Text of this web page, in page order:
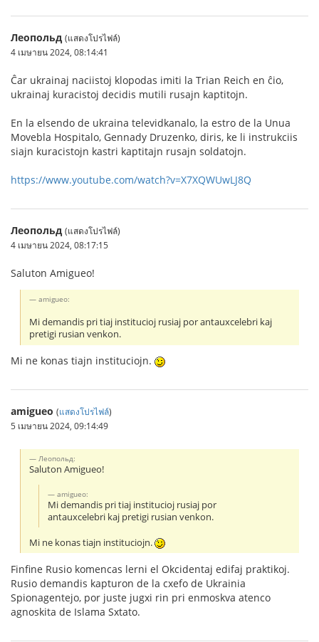
Леопольд (แสดงโปรไฟล์)
4 เมษายน 2024, 08:14:41
Ĉar ukrainaj naciistoj klopodas imiti la Trian Reich en ĉio,
ukrainaj kuracistoj decidis mutili rusajn kaptitojn.
En la elsendo de ukraina televidkanalo, la estro de la Unua
Movebla Hospitalo, Gennady Druzenko, diris, ke li instrukciis
siajn kuracistojn kastri kaptitajn rusajn soldatojn.
https://www.youtube.com/watch?v=X7XQWUwLJ8Q
Леопольд (แสดงโปรไฟล์)
4 เมษายน 2024, 08:17:15
Saluton Amigueo!
amigueo:
Mi demandis pri tiaj institucioj rusiaj por antauxcelebri kaj
pretigi rusian venkon.
Mi ne konas tiajn instituciojn.
amigueo (แสดงโปรไฟล์)
5 เมษายน 2024, 09:14:49
Леопольд:
Saluton Amigueo!
amigueo:
Mi demandis pri tiaj institucioj rusiaj por
antauxcelebri kaj pretigi rusian venkon.
Mi ne konas tiajn instituciojn.
Finfine Rusio komencas lerni el Okcidentaj edifaj praktikoj.
Rusio demandis kapturon de la cxefo de Ukrainia
Spionagentejo, por juste jugxi rin pri enmoskva atenco
agnoskita de Islama Sxtato.